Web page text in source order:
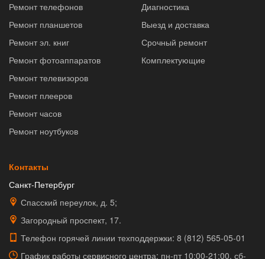
Ремонт телефонов
Ремонт планшетов
Ремонт эл. книг
Ремонт фотоаппаратов
Ремонт телевизоров
Ремонт плееров
Ремонт часов
Ремонт ноутбуков
Диагностика
Выезд и доставка
Срочный ремонт
Комплектующие
Контакты
Санкт-Петербург
Спасский переулок, д. 5;
Загородный проспект, 17.
Телефон горячей линии техподдержки: 8 (812) 565-05-01
График работы сервисного центра: пн-пт 10:00-21:00, сб-